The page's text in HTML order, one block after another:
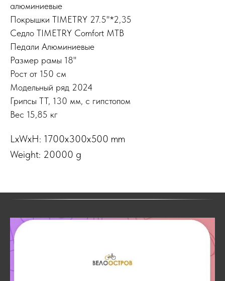
алюминиевые
Покрышки TIMETRY 27.5"*2,35
Седло TIMETRY Comfort MTB
Педали Алюминиевые
Размер рамы 18"
Рост от 150 см
Модельный ряд 2024
Грипсы TT, 130 мм, с гипстопом
Вес 15,85 кг
LxWxH: 1700x300x500 mm
Weight: 20000 g